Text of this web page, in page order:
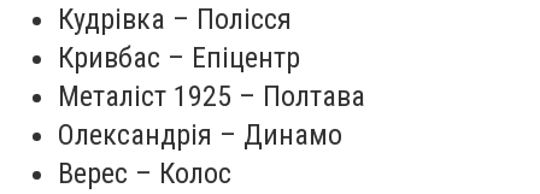
Кудрівка – Полісся
Кривбас – Епіцентр
Металіст 1925 – Полтава
Олександрія – Динамо
Верес – Колос